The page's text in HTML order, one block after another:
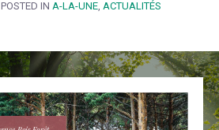
POSTED IN A-LA-UNE, ACTUALITÉS